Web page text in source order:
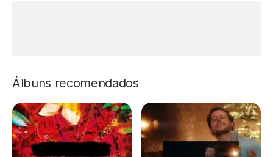
Álbuns recomendados